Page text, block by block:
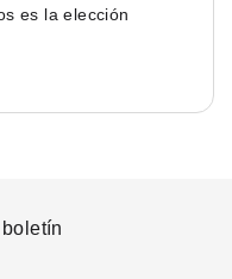
es la elección